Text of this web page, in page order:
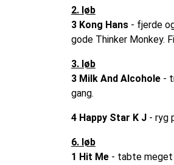
2. løb
3 Kong Hans - fjerde
gode Thinker Monkey.
3. løb
3 Milk And Alcohole -
gang.
4 Happy Star K J - ryg
6. løb
1 Hit Me - tabte meget